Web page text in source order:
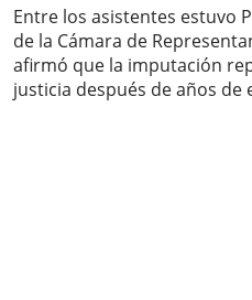
Entre los asistentes estuvo
de la Cámara de
afirmó que la imputación
justicia después de años de